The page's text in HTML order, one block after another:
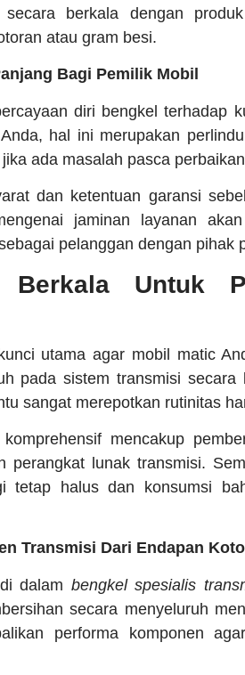
berkala dengan
atau gram besi.
Bagi Pemilik Mobil
diri bengkel terhadap
hal ini merupakan
ada masalah pasca
dan ketentuan garansi
jaminan layanan
pelanggan dengan pihak
Berkala Untuk
utama agar mobil matic
pada sistem transmisi secara
sangat merepotkan rutinitas
mencakup
perangkat lunak transmisi.
tetap halus dan konsumsi
Transmisi Dari Endapan
dalam bengkel spesialis
secara menyeluruh
performa komponen